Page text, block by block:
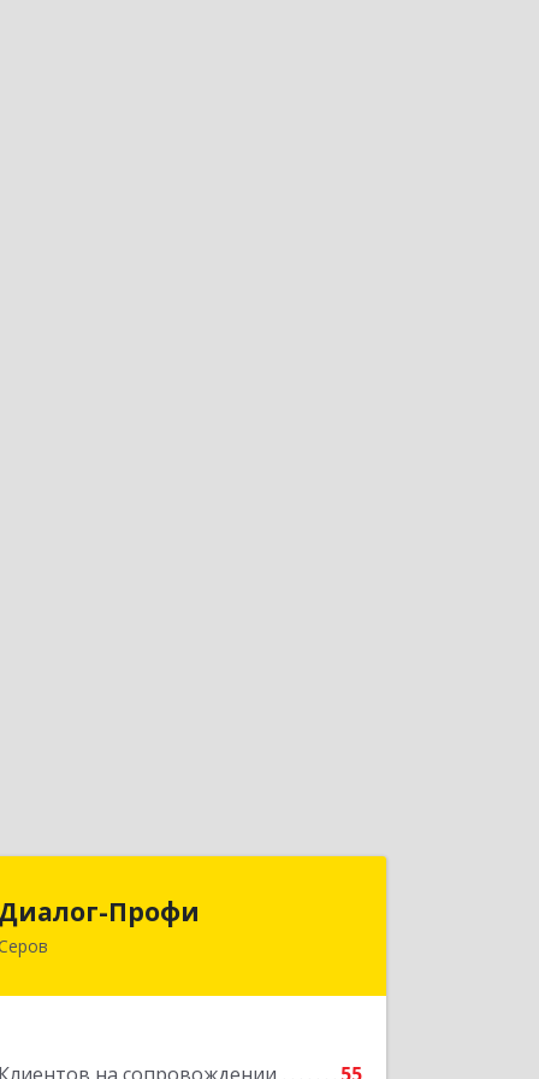
Диалог-Профи
Диалог-Профи
624980, Свердловская обл, Серов г,